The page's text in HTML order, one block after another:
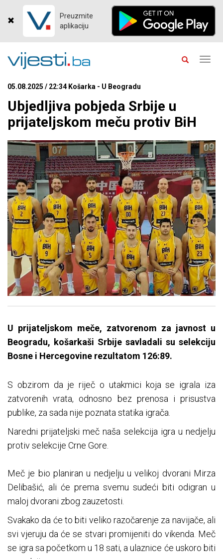
Preuzmite
aplikaciju
05.08.2025 / 22:34 Košarka - U Beogradu
Ubjedljiva pobjeda Srbije u
prijateljskom meču protiv BiH
U prijateljskom meče, zatvorenom za javnost u
Beogradu, košarkaši Srbije savladali su selekciju
Bosne i Hercegovine rezultatom 126:89.
S obzirom da je riječ o utakmici koja se igrala iza
zatvorenih vrata, odnosno bez prenosa i prisustva
publike, za sada nije poznata statika igrača.
Naredni prijateljskimeč naša selekcija igra u nedjelju
protiv selekcije Crne Gore.
Meč je bio planiran u nedjelju u velikoj dvorani Mirza
Delibašić, ali će prema svemu sudeći biti odigran u
maloj dvorani zbog zauzetosti.
Svakako da će to biti veliko razočarenje za navijače, ali
svi vjeruju da će se stvari promijeniti do vikenda. Meč
se igra sa početkom u 18 sati, a ulaznice će uskoro biti